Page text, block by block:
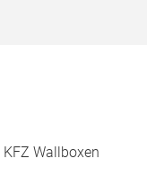
Wallboxen